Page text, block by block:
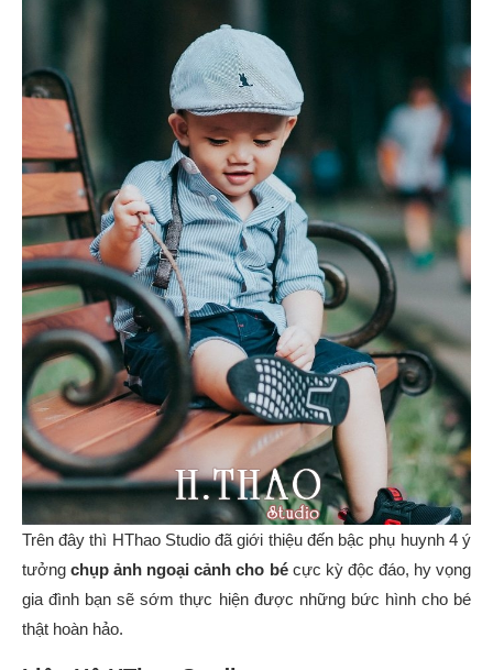
Trên đây thì HThao Studio đã giới thiệu đến bậc phụ huynh 4 ý
tưởngchụp ảnh ngoại cảnh cho bécực kỳ độc đáo, hy vọng
gia đình bạn sẽ sớm thực hiện được những bức hình cho bé
thật hoàn hảo.